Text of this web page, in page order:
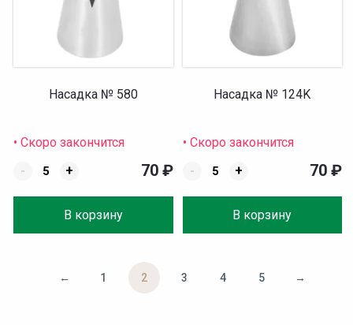
Насадка № 580
• Скоро закончится
-
+
В корзину
70 ₽
Насадка № 124K
• Скоро закончится
-
+
В корзину
70 ₽
← 1 2 3 4 5 →